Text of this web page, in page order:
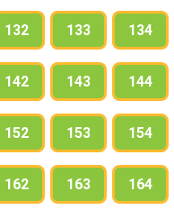
132 133 134
142 143 144
152 153 154
162 163 164